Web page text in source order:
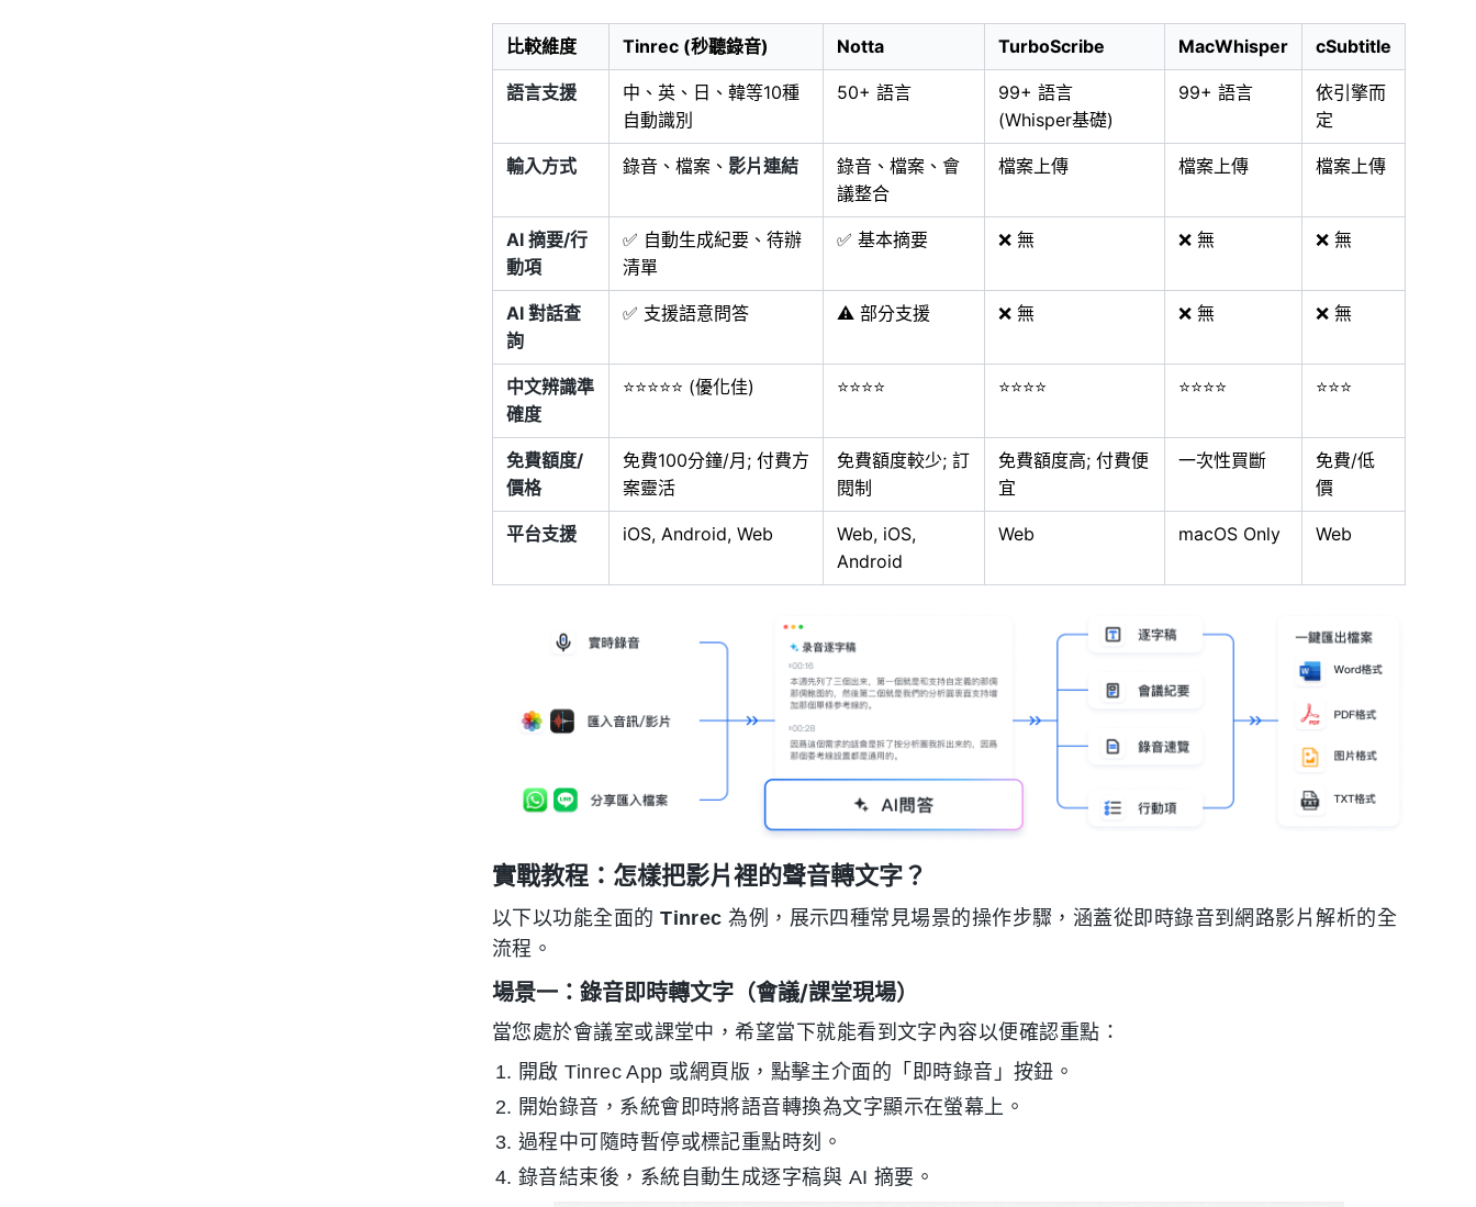
比較維度 Tinrec (秒聽錄音) Notta TurboScribe MacWhisper cSubtitle
語言支援
中、英、日、韓等10種
自動識別
50+ 語言
99+ 語言
(Whisper基礎)
99+ 語言
依引擎而
定
輸入方式 錄音、檔案、 影片連結
錄音、檔案、會
議整合
檔案上傳 檔案上傳 檔案上傳
AI 摘要/行
動項
✅ 自動生成紀要、待辦
清單
✅ 基本摘要 ❌ 無 ❌ 無 ❌ 無
AI 對話查
詢
✅ 支援語意問答 ⚠️ 部分支援 ❌ 無 ❌ 無 ❌ 無
中文辨識準
確度
⭐⭐⭐⭐⭐ (優化佳) ⭐⭐⭐⭐ ⭐⭐⭐⭐ ⭐⭐⭐⭐ ⭐⭐⭐
免費額度/
價格
免費100分鐘/月; 付費方
案靈活
免費額度較少; 訂
閱制
免費額度高; 付費便
宜
一次性買斷
免費/低
價
平台支援 iOS, Android, Web
Web, iOS,
Android
Web macOS Only Web
實戰教程：怎樣把影片裡的聲音轉文字？
以下以功能全面的Tinrec 為例，展示四種常見場景的操作步驟，涵蓋從即時錄音到網路影片解析的全
流程。
場景一：錄音即時轉文字（會議/課堂現場）
當您處於會議室或課堂中，希望當下就能看到文字內容以便確認重點：
開啟 Tinrec App 或網頁版，點擊主介面的「即時錄音」按鈕。
開始錄音，系統會即時將語音轉換為文字顯示在螢幕上。
過程中可隨時暫停或標記重點時刻。
錄音結束後，系統自動生成逐字稿與 AI 摘要。